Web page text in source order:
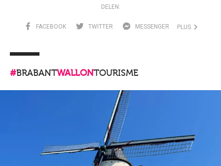
DELEN:
FACEBOOK TWITTER MESSENGER PLUS
#BRABANTWALLONTOURISME